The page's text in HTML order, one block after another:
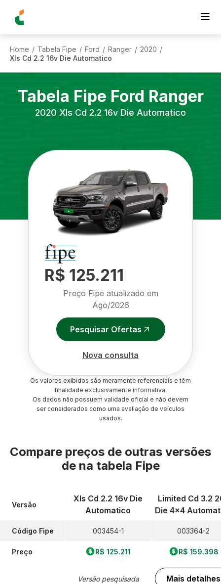
Home / Tabela Fipe / Ford / Ranger / 2020 /
Xls Cd 2.2 16v Die Automatico
Tabela Fipe Ford Ranger
2020 Xls Cd 2.2 16v Die Automatico
R$ 125.211
Preço Fipe atualizado em
Ago/2026
Pesquisar Ofertas
Nova consulta
Os valores exibidos são meramente referenciais e têm
finalidade exclusivamente informativa.
Os dados não possuem validade oficial e não devem
ser considerados como uma avaliação de veículos
usados.
Compare preços de outras versões
de na tabela Fipe
Versão
Código Fipe
Preço
Xls Cd 2.2 16v Die
Automatico
003454-1
R$ 125.211
Versão pesquisada
Limited Cd 3.2
Die 4x4
003364-2
R$ 159.398
Mais detalhes